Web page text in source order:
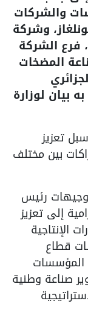
والشركات
وشركة
فرع الشركة
المضخات
بيان لوزارة
تعزيز
بين مختلف
رئيس
إلى تعزيز
الإنتاجية
قطاع
المؤسسات
صناعة وطنية